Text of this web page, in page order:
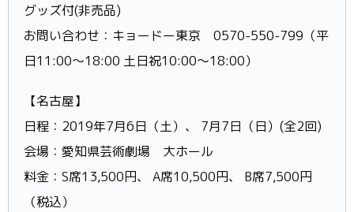
グッズ付(非売品)
お問い合わせ：キョードー東京 0570-550-799（平
日11:00～18:00 土日祝10:00～18:00）
【名古屋】
日程：2019年7月6日（土）、 7月7日（日）(全2回)
会場：愛知県芸術劇場 大ホール
料金：S席13,500円、 A席10,500円、 B席7,500円
（税込）